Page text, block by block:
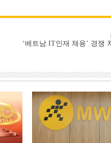
‘베트남 IT인재 채용’ 경쟁